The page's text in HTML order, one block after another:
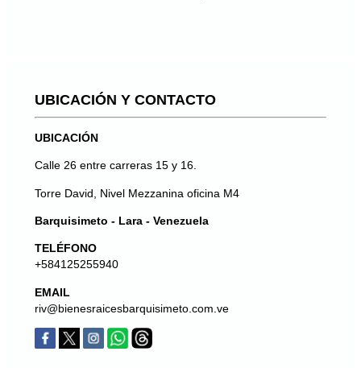
UBICACIÓN Y CONTACTO
UBICACIÓN
Calle 26 entre carreras 15 y 16.
Torre David, Nivel Mezzanina oficina M4
Barquisimeto - Lara - Venezuela
TELÉFONO
+584125255940
EMAIL
riv@bienesraicesbarquisimeto.com.ve